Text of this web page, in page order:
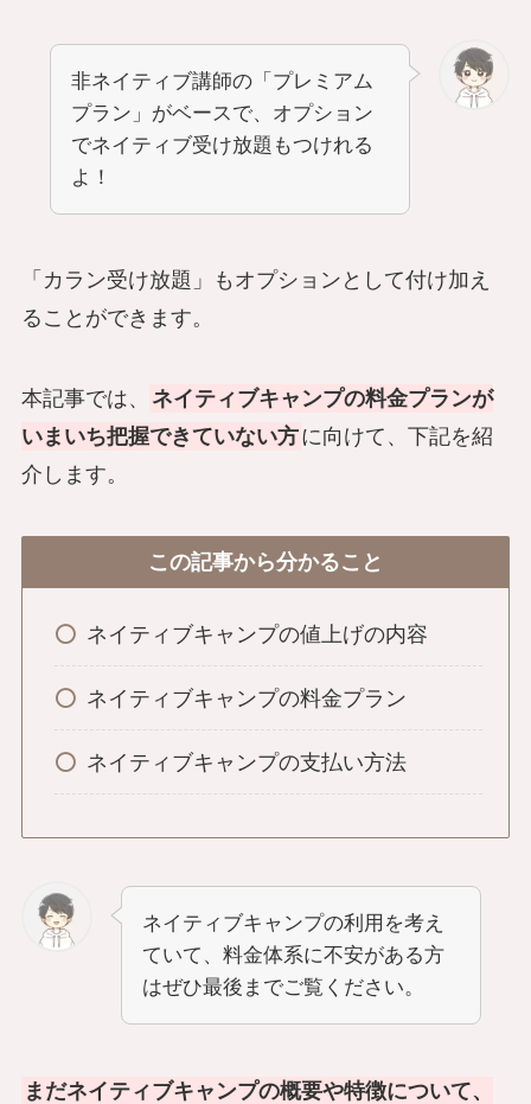
非ネイティブ講師の「プレミアム
プラン」がベースで、オプション
でネイティブ受け放題もつけれる
よ！
「カラン受け放題」もオプションとして付け加え
ることができます。
本記事では、
ネイティブキャンプの料金プランが
いまいち把握できていない方に向けて、下記を紹
介します。
この記事から分かること
ネイティブキャンプの値上げの内容
ネイティブキャンプの料金プラン
ネイティブキャンプの支払い方法
ネイティブキャンプの利用を考え
ていて、料金体系に不安がある方
はぜひ最後までご覧ください。
まだネイティブキャンプの概要や特徴について、